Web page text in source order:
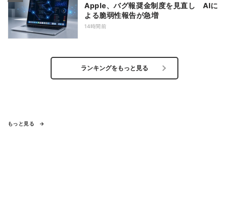
Apple、バグ報奨金制度を見直し AIに
よる脆弱性報告が急増
14時間前
ランキングをもっと見る
もっと見る